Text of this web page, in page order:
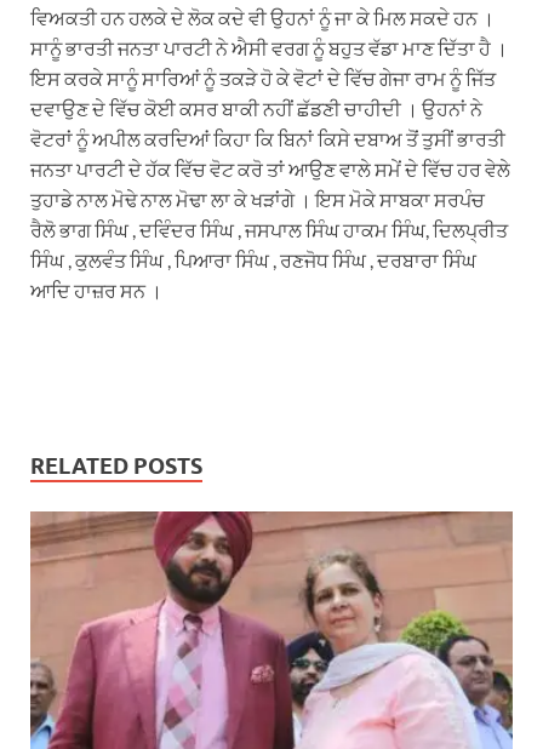
ਵਿਅਕਤੀ ਹਨ ਹਲਕੇ ਦੇ ਲੋਕ ਕਦੇ ਵੀ ਉਹਨਾਂ ਨੂੰ ਜਾ ਕੇ ਮਿਲ ਸਕਦੇ ਹਨ ।
ਸਾਨੂੰ ਭਾਰਤੀ ਜਨਤਾ ਪਾਰਟੀ ਨੇ ਐਸੀ ਵਰਗ ਨੂੰ ਬਹੁਤ ਵੱਡਾ ਮਾਣ ਦਿੱਤਾ ਹੈ ।
ਇਸ ਕਰਕੇ ਸਾਨੂੰ ਸਾਰਿਆਂ ਨੂੰ ਤਕੜੇ ਹੋ ਕੇ ਵੋਟਾਂ ਦੇ ਵਿੱਚ ਗੇਜਾ ਰਾਮ ਨੂੰ ਜਿੱਤ
ਦਵਾਉਣ ਦੇ ਵਿੱਚ ਕੋਈ ਕਸਰ ਬਾਕੀ ਨਹੀਂ ਛੱਡਣੀ ਚਾਹੀਦੀ । ਉਹਨਾਂ ਨੇ
ਵੋਟਰਾਂ ਨੂੰ ਅਪੀਲ ਕਰਦਿਆਂ ਕਿਹਾ ਕਿ ਬਿਨਾਂ ਕਿਸੇ ਦਬਾਅ ਤੋਂ ਤੁਸੀਂ ਭਾਰਤੀ
ਜਨਤਾ ਪਾਰਟੀ ਦੇ ਹੱਕ ਵਿੱਚ ਵੋਟ ਕਰੋ ਤਾਂ ਆਉਣ ਵਾਲੇ ਸਮੇਂ ਦੇ ਵਿੱਚ ਹਰ ਵੇਲੇ
ਤੁਹਾਡੇ ਨਾਲ ਮੋਢੇ ਨਾਲ ਮੋਢਾ ਲਾ ਕੇ ਖੜਾਂਗੇ । ਇਸ ਮੋਕੇ ਸਾਬਕਾ ਸਰਪੰਚ
ਰੈਲੋ ਭਾਗ ਸਿੰਘ , ਦਵਿੰਦਰ ਸਿੰਘ , ਜਸਪਾਲ ਸਿੰਘ ਹਾਕਮ ਸਿੰਘ, ਦਿਲਪ੍ਰੀਤ
ਸਿੰਘ , ਕੁਲਵੰਤ ਸਿੰਘ , ਪਿਆਰਾ ਸਿੰਘ , ਰਣਜੋਧ ਸਿੰਘ , ਦਰਬਾਰਾ ਸਿੰਘ
ਆਦਿ ਹਾਜ਼ਰ ਸਨ ।
RELATED POSTS